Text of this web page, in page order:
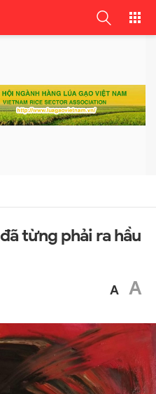
từng phải ra hầu
A A